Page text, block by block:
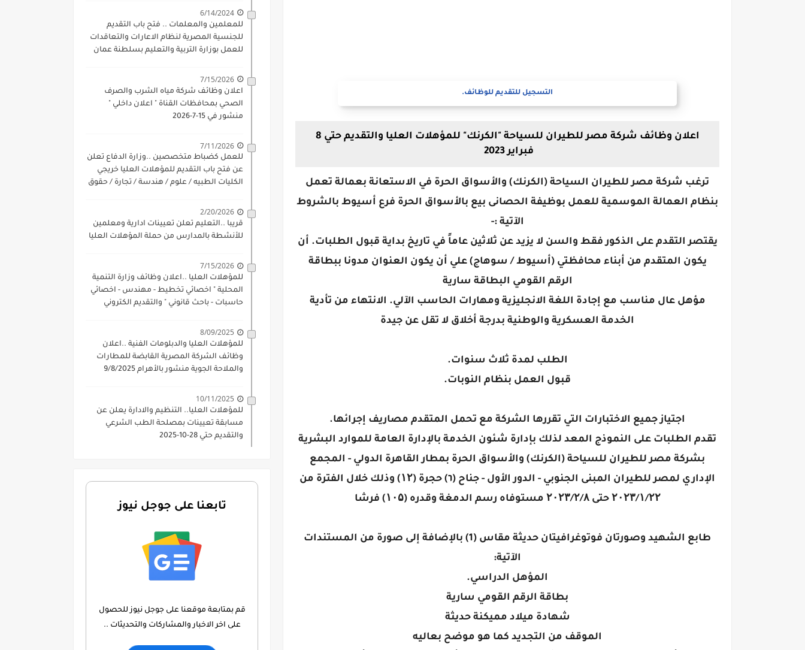
التسجيل للتقديم للوظائف.
اعلان وظائف شركة مصر للطيران للسياحة "الكرنك" للمؤهلات العليا والتقديم حتي 8
فبراير 2023
ترغب شركة مصر للطيران السياحة (الكرنك) والأسواق الحرة في الاستعانة بعمالة تعمل
بنظام العمالة الموسمية للعمل بوظيفة الحصانى بيع بالأسواق الحرة فرع أسيوط بالشروط
الآتية :-
يقتصر التقدم على الذكور فقط والسن لا يزيد عن ثلاثين عاماً في تاريخ بداية قبول الطلبات. أن
يكون المتقدم من أبناء محافظتي (أسيوط / سوهاج) علي أن يكون العنوان مدونا ببطاقة
الرقم القومي البطاقة سارية
مؤهل عال مناسب مع إجادة اللغة الانجليزية ومهارات الحاسب الآلي. الانتهاء من تأدية
الخدمة العسكرية والوطنية بدرجة أخلاق لا تقل عن جيدة
الطلب لمدة ثلاث سنوات.
قبول العمل بنظام النوبات.
اجتياز جميع الاختبارات التي تقررها الشركة مع تحمل المتقدم مصاريف إجرائها.
تقدم الطلبات على النموذج المعد لذلك بإدارة شئون الخدمة بالإدارة العامة للموارد البشرية
بشركة مصر للطيران للسياحة (الكرنك) والأسواق الحرة بمطار القاهرة الدولي - المجمع
الإداري لمصر للطيران المبنى الجنوبي - الدور الأول - جناح (٦) حجرة (۱۲) وذلك خلال الفترة من
۲۰۲۳/۱/۲۲ حتى ۲۰۲۳/۲/۸ مستوفاه رسم الدمغة وقدره (۱۰۵) فرشا
طابع الشهيد وصورتان فوتوغرافيتان حديثة مقاس (1) بالإضافة إلى صورة من المستندات
الآتية:
المؤهل الدراسي.
بطاقة الرقم القومي سارية
شهادة ميلاد مميكنة حديثة
الموقف من التجديد كما هو موضح بعاليه
6/14/2024
للمعلمين والمعلمات .. فتح باب التقديم
للجنسية المصرية لنظام الاعارات والتعاقدات
للعمل بوزارة التربية والتعليم بسلطنة عمان
7/15/2026
اعلان وظائف شركة مياه الشرب والصرف
الصحي بمحافظات القناة " اعلان داخلي "
منشور في 15-7-2026
7/11/2026
للعمل كضباط متخصصين ..وزارة الدفاع تعلن
عن فتح باب التقديم للمؤهلات العليا خريجي
الكليات الطبيه / علوم / هندسة / تجارة / حقوق
2/20/2026
قريبا ..التعليم تعلن تعيينات ادارية ومعلمين
للأنشطة بالمدارس من حملة المؤهلات العليا
7/15/2026
للمؤهلات العليا ..اعلان وظائف وزارة التنمية
المحلية " اخصائي تخطيط - مهندس - اخصائي
حاسبات - باحث قانوني " والتقديم الكتروني
8/09/2025
للمؤهلات العليا والدبلومات الفنية ..اعلان
وظائف الشركة المصرية القابضة للمطارات
والملاحة الجوية منشور بالأهرام 9/8/2025
10/11/2025
للمؤهلات العليا.. التنظيم والادارة يعلن عن
مسابقة تعيينات بمصلحة الطب الشرعي
والتقديم حتي 28-10-2025
تابعنا على جوجل نيوز
قم بمتابعة موقعنا على جوجل نيوز للحصول
على اخر الاخبار والمشاركات والتحديثات ..